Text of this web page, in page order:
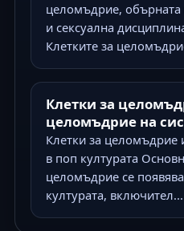
целомъдрие,
и сексуална
Клетките за
Клетки за
целомъдрие на
Клетки за целомъдрие
в поп културата
целомъдрие се
културата, включител...